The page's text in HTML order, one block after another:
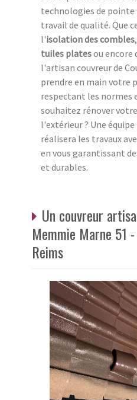
technologies de pointe
travail de qualité. Que
l'isolation des combles
tuiles platesou encore
l'artisan couvreur de
prendre en main votre
respectant les normes
souhaitez rénover
l'extérieur ? Une
réalisera les travaux
en vous garantissant
et durables.
Un couvreur
Memmie Marne 51
Reims